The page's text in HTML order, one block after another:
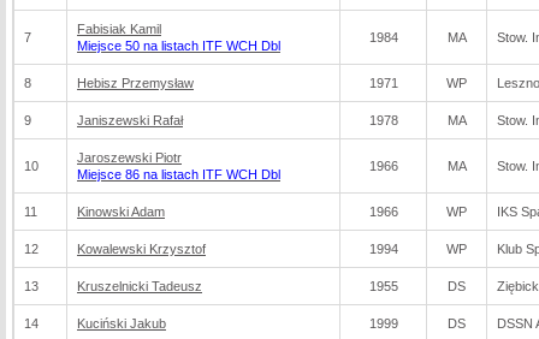
7
Fabisiak Kamil
Miejsce 50 na listach ITF WCH Dbl
1984 MA Stow.
8 Hebisz Przemysław 1971 WP
9 Janiszewski Rafał 1978 MA Stow.
10
Jaroszewski Piotr
Miejsce 86 na listach ITF WCH Dbl
1966 MA Stow.
11 Kinowski Adam 1966 WP IKS
12 Kowalewski Krzysztof 1994 WP Klub
13 Kruszelnicki Tadeusz 1955 DS
14 Kuciński Jakub 1999 DS DSSN